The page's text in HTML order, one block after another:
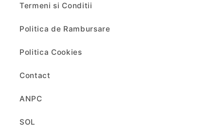
Termeni si Conditii
Politica de Rambursare
Politica Cookies
Contact
ANPC
SOL